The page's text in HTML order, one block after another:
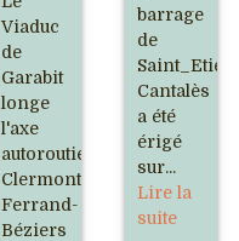
Viaduc
de
Garabit
longe
l'axe
autoroutier
Clermont-
Ferrand-
Béziers
barrage
de
Cantalès
a été
érigé
sur...
Lire la
suite